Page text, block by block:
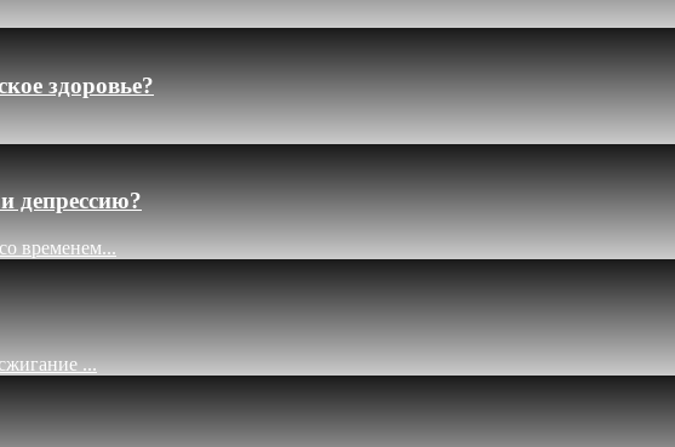
здоровье?
депрессию?
временем...
...